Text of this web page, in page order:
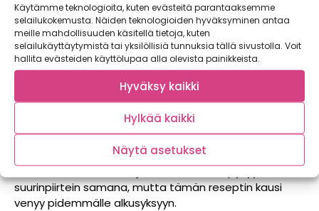
Käytämme teknologioita, kuten evästeitä parantaaksemme
selailukokemusta. Näiden teknologioiden hyväksyminen antaa
meille mahdollisuuden käsitellä tietoja, kuten
selailukäyttäytymistä tai yksilöllisiä tunnuksia tällä sivustolla. Voit
hallita evästeiden käyttölupaa alla olevista painikkeista.
Hyväksy kaikki
Hylkää kaikki
Näytä asetukset
Kokeile reseptiä pikapuolin, sillä kurkku on sesongissa
kesän ajan. Myöhemmin kesällä voit kokeilla korvata
kurkku hieman kuullotetulla kesäkurpitsalla, joka
suorastaan imee kaikki ihanat maut itseensä!
Annoksen värimaailma ja makumaailma pysyy
suurinpiirtein samana, mutta tämän reseptin kausi
venyy pidemmälle alkusyksyyn.